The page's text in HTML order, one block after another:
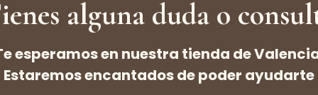
alguna duda o
esperamos en nuestra tienda de
Estaremos encantados de poder ayudarte